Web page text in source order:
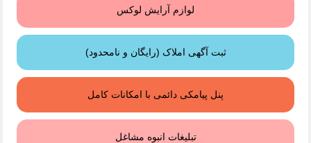
لوازم آرایش لوکس
ثبت آگهی املاک (رایگان و نامحدود)
پنل پیامکی دائمی با امکانات کامل
تبلیغات انبوه مشاغل